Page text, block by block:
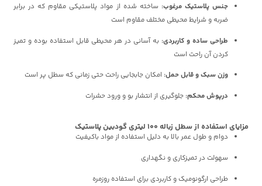
جنس پلاستیک مرغوب: ساخته شده از مواد پلاستیکی مقاوم که در برابر
ضربه و شرایط محیطی مختلف مقاوم است
طراحی ساده و کاربردی: به آسانی در هر محیطی قابل استفاده بوده و تمیز
کردن آن راحت است
وزن سبک و قابل حمل: امکان جابجایی راحت حتی زمانی که سطل پر است
درپوش محکم: جلوگیری از انتشار بو و ورود حشرات
مزایای استفاده از سطل زباله 100 لیتری گودبین پلاستیک
دوام و طول عمر بالا به دلیل استفاده از مواد باکیفیت
سهولت در تمیزکاری و نگهداری
طراحی ارگونومیک و کاربردی برای استفاده روزمره